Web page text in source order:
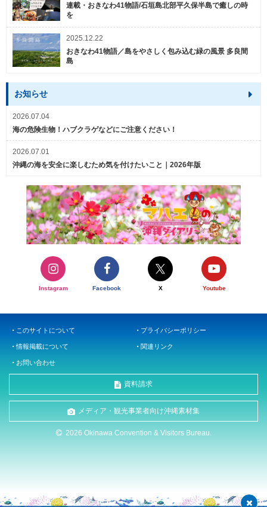
連載・おきなわ41物語/石垣島北部平久保半島で癒しの時
を
2025.12.22
おきなわ41物語／島をやさしく包み込む緑の風景 多良間
島
お知らせ
2026.07.04
海の危険生物！ハブクラゲなどにご注意ください！
2026.07.01
沖縄の海を安全に楽しむため気を付けたいこと｜2026年版
Instagram Facebook X Youtube
このサイトについて プライバシーポリシー
情報掲載について 関連リンク
お問い合わせ
資料請求
メディア・観光事業者向け沖縄素材集
2026 Okinawa Convention & Visitors Bureau.